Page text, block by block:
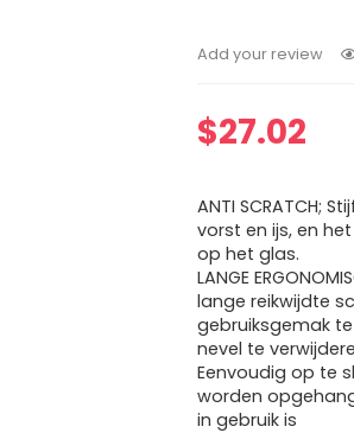
Add your review
$27.02
ANTI SCRATCH;
vorst en ijs, en
op het glas.
LANGE
lange reikwijdte
gebruiksgemak
nevel te
Eenvoudig op te
worden
in gebruik is